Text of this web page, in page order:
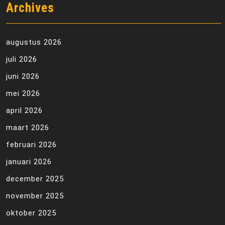
Archives
augustus 2026
juli 2026
juni 2026
mei 2026
april 2026
maart 2026
februari 2026
januari 2026
december 2025
november 2025
oktober 2025